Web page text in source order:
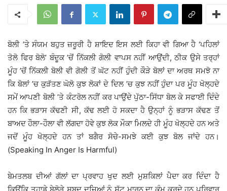
ਬੋਲੀ ’ਤੇ ਸੰਯਮ ਬਹੁਤ ਜ਼ਰੂਰੀ ਹੈ ਸ਼ਾਇਦ ਇਸ ਲਈ ਕਿਹਾ ਵੀ ਗਿਆ ਹੈ ‘ਪਹਿਲਾਂ
ਤੋਲੋ ਫਿਰ ਬੋਲੋ’ ਬੰਦੂਕ ’ਚੋਂ ਨਿੱਕਲੀ ਗੋਲੀ ਵਾਪਸ ਨਹੀਂ ਆਉਂਦੀ, ਠੀਕ ਉਸੇ ਤਰ੍ਹਾਂ
ਮੂੰਹ ’ਚੋਂ ਨਿੱਕਲੀ ਬੋਲੀ ਵੀ ਗੋਲੀ ਤੋਂ ਘੱਟ ਨਹੀਂ ਹੁੰਦੀ ਕੌੜੇ ਬੋਲਾਂ ਦਾ ਅਰਥ ਸਮਝੋ ਨਾ
ਕਿ ਬੋਲਾਂ ’ਚ ਕੁੜੱਤਣ ਘੋਲੋ ਕੁਝ ਲੋਕਾਂ ਦੇ ਦਿਲ ’ਚ ਕੁਝ ਨਹੀਂ ਹੁੰਦਾ ਪਰ ਮੂੰਹ ਖੋਲ੍ਹਦੇ
ਸਮੇਂ ਆਪਣੀ ਬੋਲੀ ’ਤੇ ਕੰਟਰੋਲ ਨਹੀਂ ਕਰ ਪਾਉਂਦੇ ਪੁੱਠਾ-ਸਿੱਧਾ ਬੋਲ ਕੇ ਸਫਾਈ ਦਿੰਦੇ
ਹਨ ਕਿ ਭੜਾਸ ਕੱਢਣੀ ਸੀ, ਕੱਢ ਲਈ ਹੋ ਸਕਦਾ ਹੈ ਉਨ੍ਹਾਂ ਨੂੰ ਭੜਾਸ ਕੱਢਣ ਤੋਂ
ਬਾਅਦ ਹੌਲਾ-ਹੌਲਾ ਵੀ ਲੱਗਦਾ ਹੋਵੇ ਕੁਝ ਲੋਕ ਮੌਕਾ ਮਿਲਦੇ ਹੀ ਮੂੰਹ ਖੋਲ੍ਹਦੇ ਹਨ ਅਤੇ
ਜਦੋਂ ਮੂੰਹ ਖੋਲ੍ਹਦੇ ਹਨ ਤਾਂ ਬਗੈਰ ਸੋਚੇ-ਸਮਝੇ ਕਈ ਕੁਝ ਬੋਲ ਜਾਂਦੇ ਹਨ।
(Speaking In Anger Is Harmful)
ਬੇਮਤਲਬ ਦੀਆਂ ਗੱਲਾਂ ਦਾ ਪ੍ਰਵਾਹ ਖੁਦ ਲਈ ਮੁਸ਼ਕਿਲਾਂ ਪੈਦਾ ਕਰ ਦਿੰਦਾ ਹੈ